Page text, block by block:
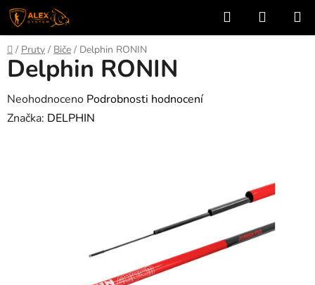
Přejít
na
obsah
Hledat
KOŠÍK
Domů
/ Pruty / Biče / Delphin RONIN
Delphin RONIN
Průměrné
hodnocení
Neohodnoceno Podrobnosti hodnocení
Značka: DELPHIN